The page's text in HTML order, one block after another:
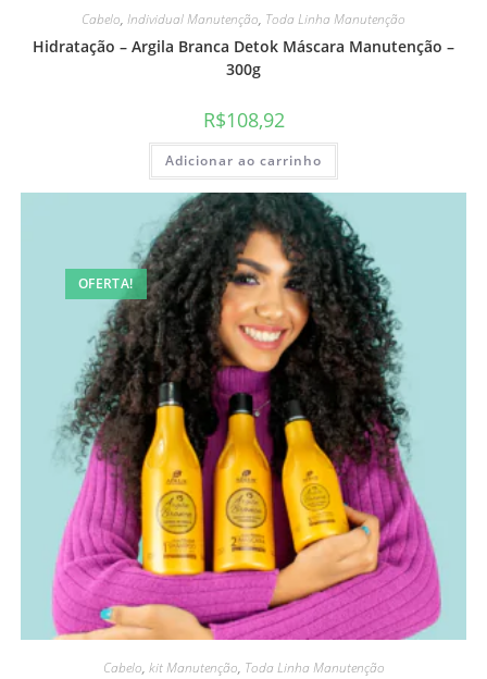
Cabelo, Individual Manutenção, Toda Linha Manutenção
Hidratação – Argila Branca Detok Máscara Manutenção –
300g
R$108,92
Adicionar ao carrinho
OFERTA!
Cabelo, kit Manutenção, Toda Linha Manutenção